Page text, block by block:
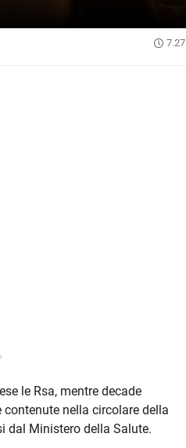
7.27
le Rsa, mentre decade
nella circolare della
dal Ministero della Salute.